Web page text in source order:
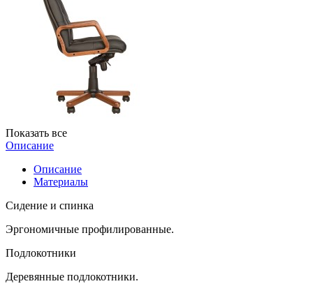
Показать все
Описание
Описание
Материалы
Сидение и спинка
Эргономичные профилированные.
Подлокотники
Деревянные подлокотники.